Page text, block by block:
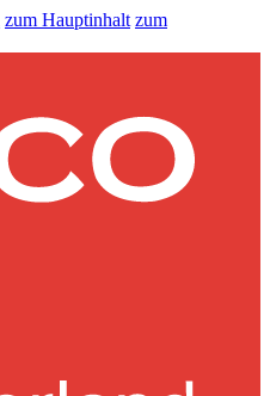
zum Hauptinhalt zum